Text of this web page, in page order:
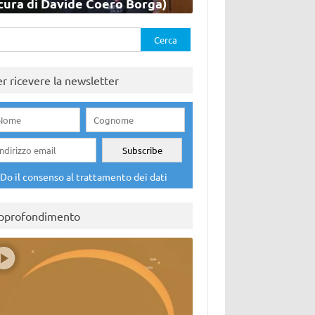
ricevere la newsletter
Do il consenso al trattamento dei dati